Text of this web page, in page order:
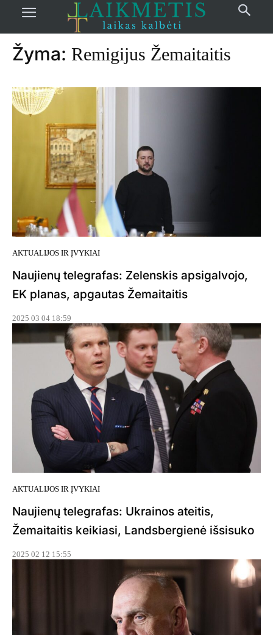
žymos Remigijus Žemaitaitis
Žyma: Remigijus Žemaitaitis
AKTUALIJOS IR ĮVYKIAI
Naujienų telegrafas: Zelenskis apsigalvojo,
EK planas, apgautas Žemaitaitis
2025 03 04 18:59
AKTUALIJOS IR ĮVYKIAI
Naujienų telegrafas: Ukrainos ateitis,
Žemaitaitis keikiasi, Landsbergienė išsisuko
2025 02 12 15:55